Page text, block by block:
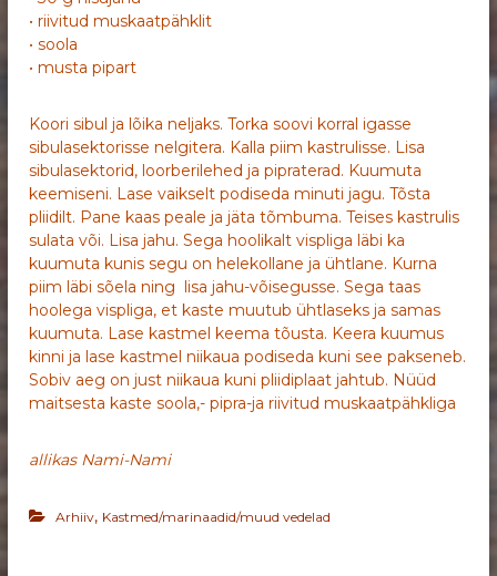
• riivitud muskaatpähklit
• soola
• musta pipart
Koori sibul ja lõika neljaks. Torka soovi korral igasse
sibulasektorisse nelgitera. Kalla piim kastrulisse. Lisa
sibulasektorid, loorberilehed ja pipraterad. Kuumuta
keemiseni. Lase vaikselt podiseda minuti jagu. Tõsta
pliidilt. Pane kaas peale ja jäta tõmbuma. Teises kastrulis
sulata või. Lisa jahu. Sega hoolikalt vispliga läbi ka
kuumuta kunis segu on helekollane ja ühtlane. Kurna
piim läbi sõela ning lisa jahu-võisegusse. Sega taas
hoolega vispliga, et kaste muutub ühtlaseks ja samas
kuumuta. Lase kastmel keema tõusta. Keera kuumus
kinni ja lase kastmel niikaua podiseda kuni see pakseneb.
Sobiv aeg on just niikaua kuni pliidiplaat jahtub. Nüüd
maitsesta kaste soola,- pipra-ja riivitud muskaatpähkliga
allikas Nami-Nami
Arhiiv, Kastmed/marinaadid/muud vedelad